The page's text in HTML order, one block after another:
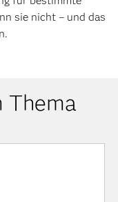
sie nicht – und das
Thema